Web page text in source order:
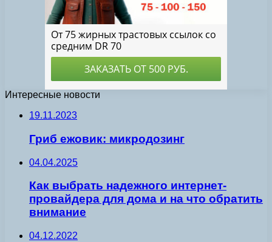
Интересные новости
19.11.2023
Гриб ежовик: микродозинг
04.04.2025
Как выбрать надежного интернет-
провайдера для дома и на что обратить
внимание
04.12.2022